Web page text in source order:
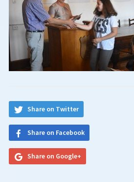
Share on Twitter
Share on Facebook
Share on Google+